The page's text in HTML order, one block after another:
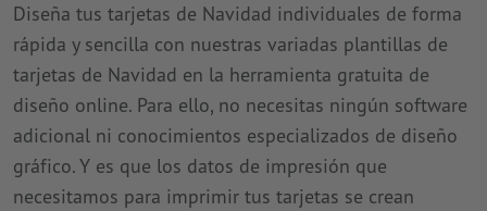
Diseña tus tarjetas de Navidad individuales de forma
rápida y sencilla con nuestras variadas plantillas de
tarjetas de Navidad en la herramienta gratuita de
diseño online. Para ello, no necesitas ningún software
adicional ni conocimientos especializados de diseño
gráfico. Y es que los datos de impresión que
necesitamos para imprimir tus tarjetas se crean